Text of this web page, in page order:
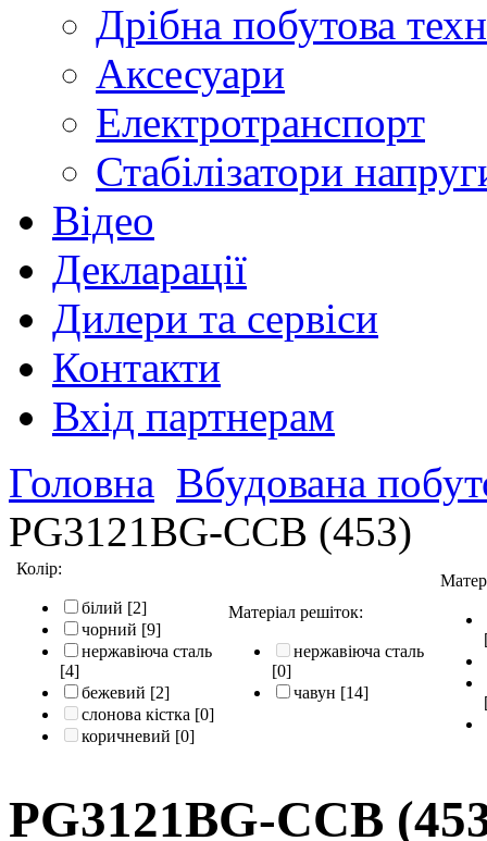
Дрібна побутова
Аксесуари
Електротранспорт
Стабілізатори
Відео
Декларації
Дилери та сервіси
Контакти
Вхід партнерам
Головна Вбудована
PG3121BG-CCB (453)
Колір:
білий [2]
чорний [9]
нержавіюча сталь
[4]
бежевий [2]
слонова кістка [0]
коричневий [0]
Матеріал решіток:
нержавіюча сталь
[0]
чавун [14]
PG3121BG-CCB